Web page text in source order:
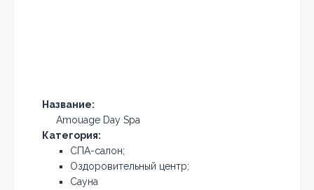
Название:
Amouage Day Spa
Категория:
СПА-салон;
Оздоровительный центр;
Сауна